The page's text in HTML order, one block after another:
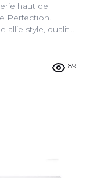
haut de
Perfection.
allie style, qualité
inégalée.
189